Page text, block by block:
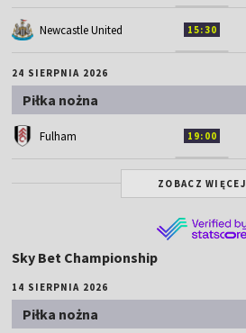
Newcastle United 15:30
24 SIERPNIA 2026
Piłka nożna
Fulham 19:00
ZOBACZ WIĘCEJ
Sky Bet Championship
14 SIERPNIA 2026
Piłka nożna